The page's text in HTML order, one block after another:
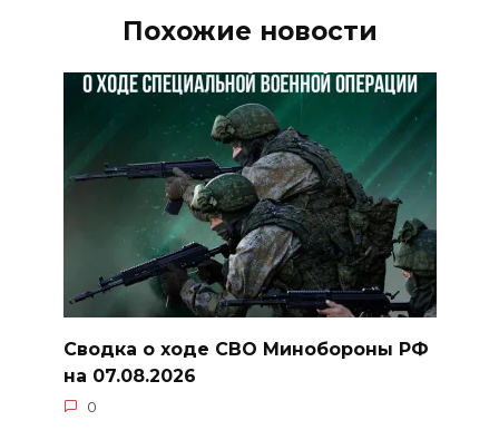
Похожие новости
Сводка о ходе СВО Минобороны РФ
на 07.08.2026
0